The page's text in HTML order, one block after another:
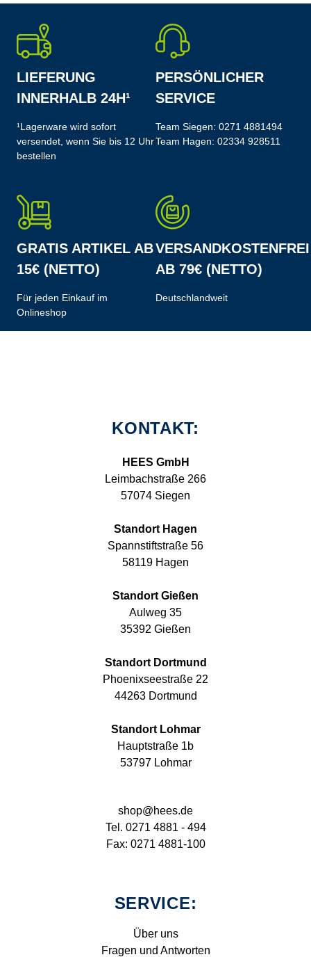
LIEFERUNG
INNERHALB 24H¹
¹Lagerware wird sofort
versendet, wenn Sie bis 12 Uhr
bestellen
PERSÖNLICHER
SERVICE
Team Siegen: 0271 4881494
Team Hagen: 02334 928511
GRATIS ARTIKEL AB
15€ (NETTO)
Für jeden Einkauf im
Onlineshop
VERSANDKOSTENFREI
AB 79€ (NETTO)
Deutschlandweit
KONTAKT:
HEES GmbH
Leimbachstraße 266
57074 Siegen
Standort Hagen
Spannstiftstraße 56
58119 Hagen
Standort Gießen
Aulweg 35
35392 Gießen
Standort Dortmund
Phoenixseestraße 22
44263 Dortmund
Standort Lohmar
Hauptstraße 1b
53797 Lohmar
shop@hees.de
Tel. 0271 4881 - 494
Fax: 0271 4881-100
SERVICE:
Über uns
Fragen und Antworten